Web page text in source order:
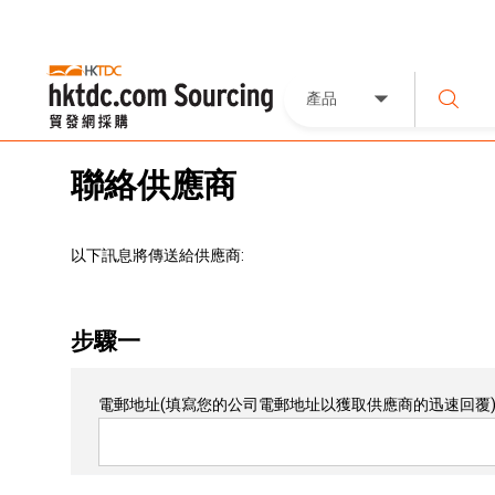
產品
聯絡供應商
以下訊息將傳送給供應商:
步驟一
電郵地址(填寫您的公司電郵地址以獲取供應商的迅速回覆)